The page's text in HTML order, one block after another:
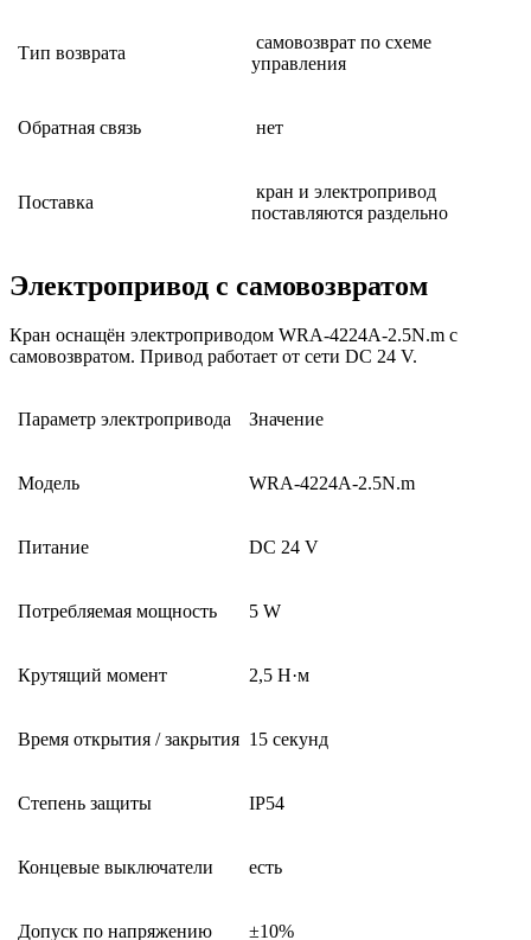
Тип возврата
самовозврат по схеме
управления
Обратная связь нет
Поставка
кран и электропривод
поставляются раздельно
Электропривод с самовозвратом
Кран оснащён электроприводом WRA-4224A-2.5N.m с
самовозвратом. Привод работает от сети DC 24 V.
Параметр электропривода Значение
Модель WRA-4224A-2.5N.m
Питание DC 24 V
Потребляемая мощность 5 W
Крутящий момент 2,5 Н·м
Время открытия / закрытия 15 секунд
Степень защиты IP54
Концевые выключатели есть
Допуск по напряжению ±10%